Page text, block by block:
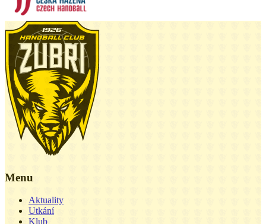
Menu
Aktuality
Utkání
Klub